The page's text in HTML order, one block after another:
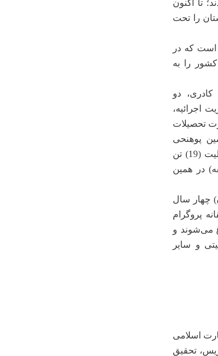
تا اکنون
را تحت
که در
را به
دو
اجرائیه،
محترم وزارت تحصیلات
پوهنحی
مؤسسه تحصیلات عالی غور، به همت و فعالیت علمی (7) تن استاد و شمولیت (19) تن
در همین
چهار سال
پروگرام
می‌شوند و
و سایر
اسلامی
تحقیق